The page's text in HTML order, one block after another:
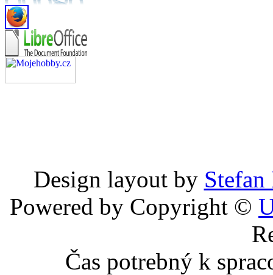
Design layout by Stefan
Powered by Copyright ©
Čas potrebný k